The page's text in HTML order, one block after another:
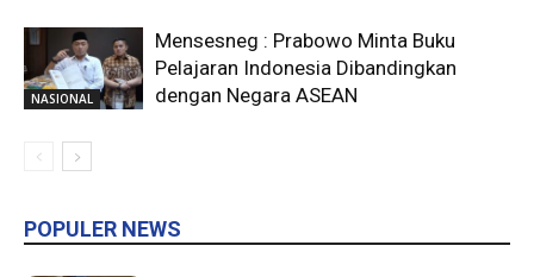
NASIONAL
Mensesneg : Prabowo Minta Buku
Pelajaran Indonesia Dibandingkan
dengan Negara ASEAN
POPULER NEWS